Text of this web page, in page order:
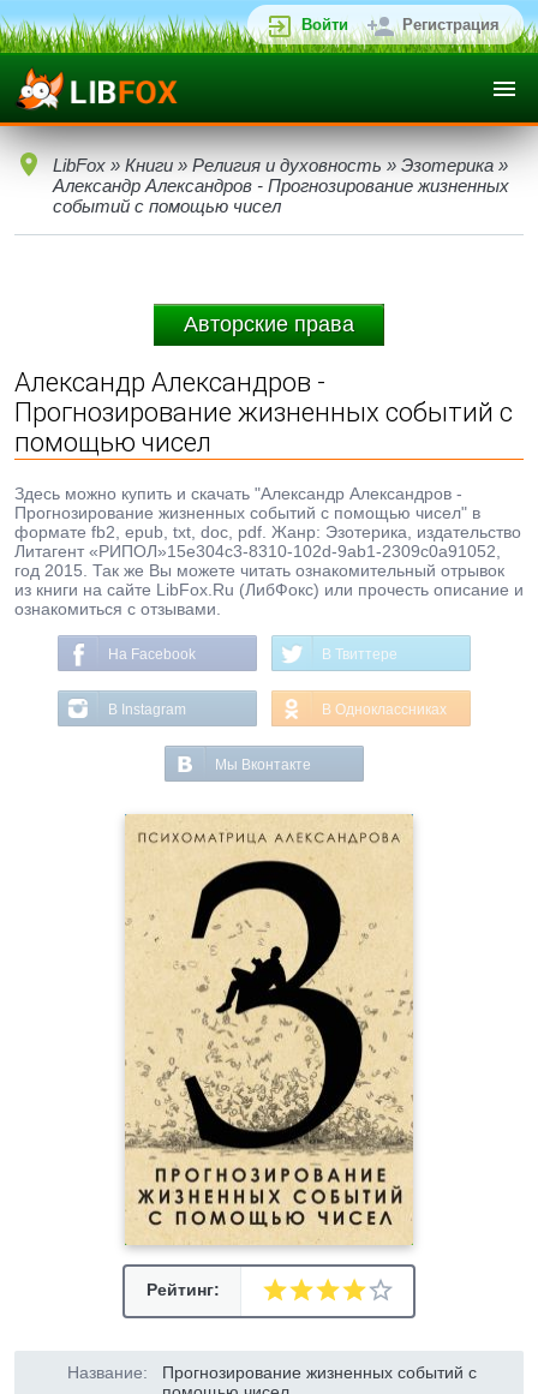
Войти Регистрация
LibFox » Книги » Религия и духовность » Эзотерика »
Александр Александров - Прогнозирование жизненных
событий с помощью чисел
Авторские права
Александр Александров -
Прогнозирование жизненных событий с
помощью чисел
Здесь можно купить и скачать "Александр Александров -
Прогнозирование жизненных событий с помощью чисел" в
формате fb2, epub, txt, doc, pdf. Жанр: Эзотерика, издательство
Литагент «РИПОЛ»15e304c3-8310-102d-9ab1-2309c0a91052,
год 2015. Так же Вы можете читать ознакомительный отрывок
из книги на сайте LibFox.Ru (ЛибФокс) или прочесть описание и
ознакомиться с отзывами.
На Facebook В Твиттере
В Instagram В Одноклассниках
Мы Вконтакте
Рейтинг:
Название:
Прогнозирование жизненных событий с